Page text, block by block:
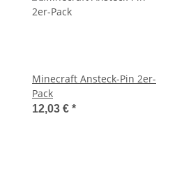
Minecraft Ansteck-Pin 2er-
Pack
12,03 € *